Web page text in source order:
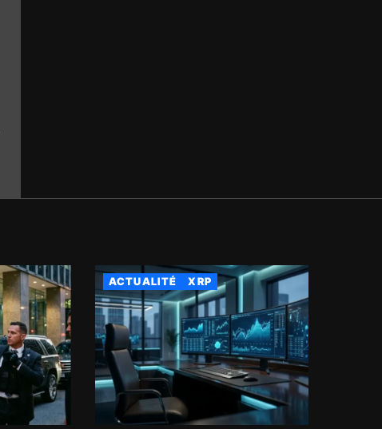
ACTUALITÉ XRP